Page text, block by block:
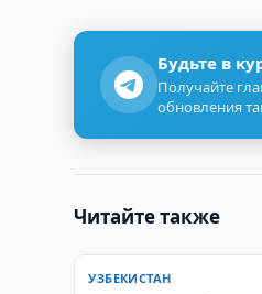
Будьте в
Получайте
обновления
Читайте также
УЗБЕКИСТАН